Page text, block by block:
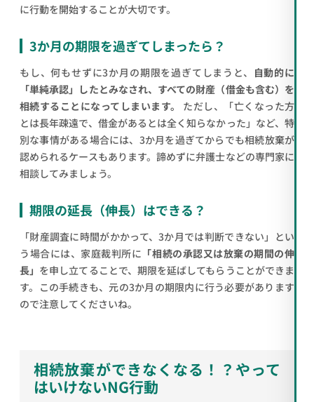
に行動を開始することが大切です。
3か月の期限を過ぎてしまったら？
もし、何もせずに3か月の期限を過ぎてしまうと、
自動的に
「単純承認」したとみなされ、すべての財産（借金も含む）を
相続することになってしまいます。
ただし、「亡くなった方
とは長年疎遠で、借金があるとは全く知らなかった」など、特
別な事情がある場合には、3か月を過ぎてからでも相続放棄が
認められるケースもあります。諦めずに弁護士などの専門家に
相談してみましょう。
期限の延長（伸長）はできる？
「財産調査に時間がかかって、3か月では判断できない」とい
う場合には、家庭裁判所に 「相続の承認又は放棄の期間の伸
長」 を申し立てることで、期限を延ばしてもらうことができま
す。この手続きも、元の3か月の期限内に行う必要があります
ので注意してくださいね。
相続放棄ができなくなる！？やって
はいけないNG行動